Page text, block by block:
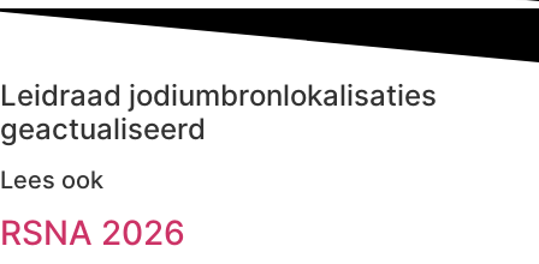
Leidraad jodiumbronlokalisaties
geactualiseerd
Lees ook
RSNA 2026